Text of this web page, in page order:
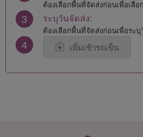
ต้องเลือกพื้นที่จัดส่งก่อนเพื่อเลือ
3 ระบุวันจัดส่ง:
ต้องเลือกพื้นที่จัดส่งก่อนเพื่อระบุ
4 เพิ่มเข้ารถเข็น